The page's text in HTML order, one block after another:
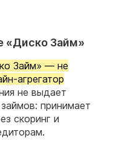
«Диско Займ»
Займ» — не
агрегатор
не выдает
принимает
скоринг и